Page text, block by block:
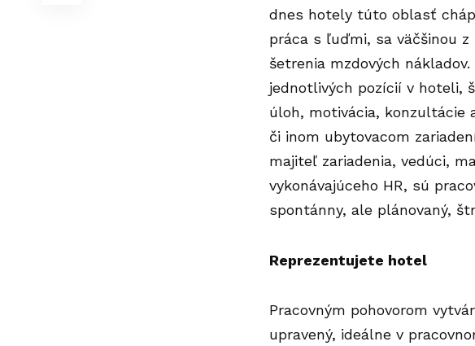
dnes hotely túto oblasť
práca s ľuďmi, sa väčšinou z
šetrenia mzdových
jednotlivých pozícií v hoteli,
úloh, motivácia, konzultácie
či inom ubytovacom
majiteľ zariadenia, vedúci,
vykonávajúceho HR, sú
spontánny, ale plánovaný,
Reprezentujete hotel
Pracovným pohovorom
upravený, ideálne v